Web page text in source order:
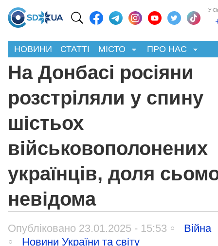
У
НОВИНИ СТАТТІ МІСТО ПРО НАС
На Донбасі росіяни
розстріляли у спину
шістьох
військовополонених
українців, доля
невідома
Опубліковано 23.01.2025 - 15:53
Війна
Новини України та світу